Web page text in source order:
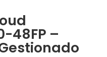
48FP –